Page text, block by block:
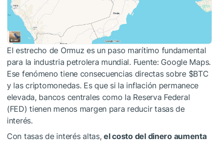
El estrecho de Ormuz es un paso marítimo fundamental
para la industria petrolera mundial. Fuente: Google Maps.
Ese fenómeno tiene consecuencias directas sobre $BTC
y las criptomonedas. Es que si la inflación permanece
elevada, bancos centrales como la Reserva Federal
(FED) tienen menos margen para reducir tasas de
interés.
Con tasas de interés altas,el costo del dinero aumenta